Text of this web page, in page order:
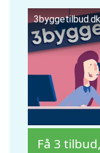
Få 3